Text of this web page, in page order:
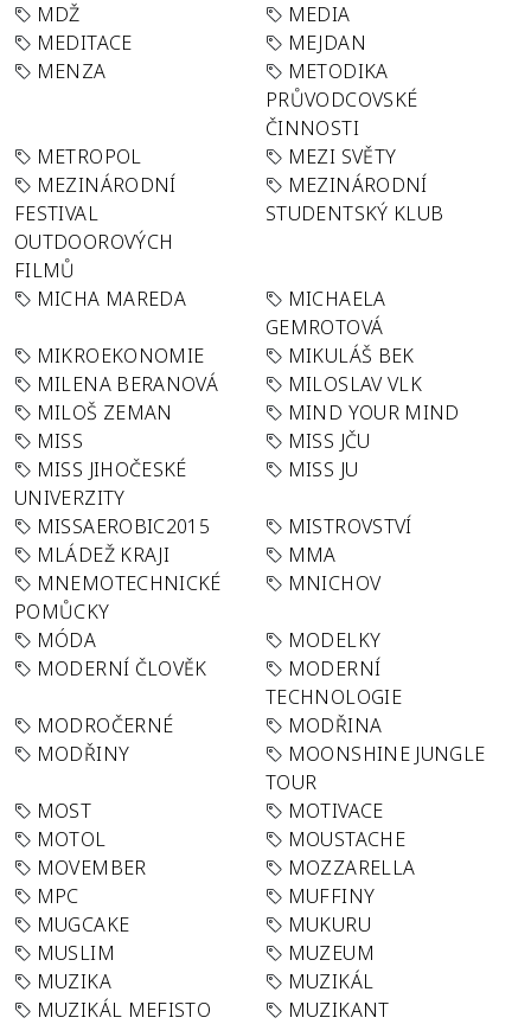
MDŽ
MEDIA
MEDITACE
MEJDAN
MENZA
METODIKA
PRŮVODCOVSKÉ
ČINNOSTI
METROPOL
MEZI SVĚTY
MEZINÁRODNÍ
FESTIVAL
OUTDOOROVÝCH
FILMŮ
MEZINÁRODNÍ
STUDENTSKÝ KLUB
MICHA MAREDA
MICHAELA
GEMROTOVÁ
MIKROEKONOMIE
MIKULÁŠ BEK
MILENA BERANOVÁ
MILOSLAV VLK
MILOŠ ZEMAN
MIND YOUR MIND
MISS
MISS JČU
MISS JIHOČESKÉ
UNIVERZITY
MISS JU
MISSAEROBIC2015
MISTROVSTVÍ
MLÁDEŽ KRAJI
MMA
MNEMOTECHNICKÉ
POMŮCKY
MNICHOV
MÓDA
MODELKY
MODERNÍ ČLOVĚK
MODERNÍ
TECHNOLOGIE
MODROČERNÉ
MODŘINA
MODŘINY
MOONSHINE JUNGLE
TOUR
MOST
MOTIVACE
MOTOL
MOUSTACHE
MOVEMBER
MOZZARELLA
MPC
MUFFINY
MUGCAKE
MUKURU
MUSLIM
MUZEUM
MUZIKA
MUZIKÁL
MUZIKÁL MEFISTO
MUZIKANT